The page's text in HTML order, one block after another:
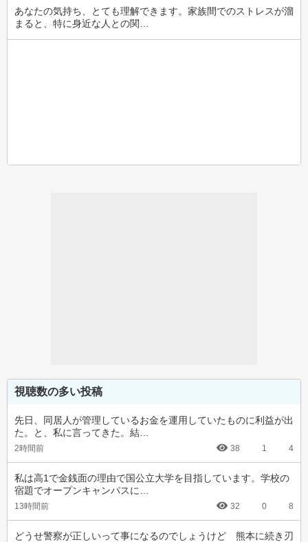
あなたの気持ち、とても理解できます。家族間でのストレスが溜
まると、特に身近な人との関…
視聴数の多い投稿
先日、同居人が管理しているお金を運用していたものに利益が出
た。と、私に言ってきた。結…
2時間前 38 1 4
私は高1で金銭面の理由で国公立大学を目指しています。学校の
宿題でオープンキャンパスに…
13時間前 32 0 8
どうせ警察が正しいって事になるのでしょうけど　熊本に続き刃